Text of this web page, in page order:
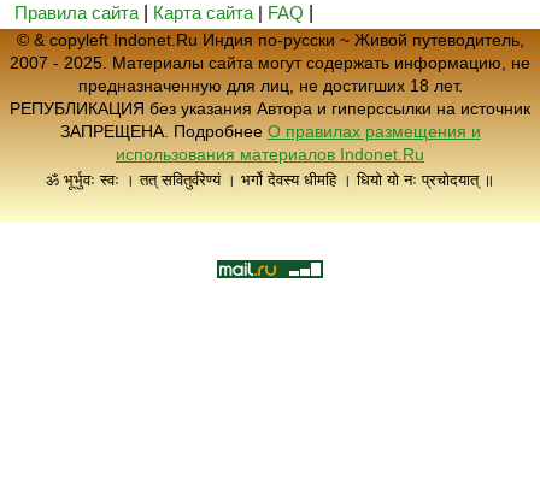
Правила сайта
Карта сайта | FAQ
© & copyleft Indonet.Ru Индия по-русски ~ Живой путеводитель,
2007 - 2025. Материалы сайта могут содержать информацию, не
предназначенную для лиц, не достигших 18 лет.
РЕПУБЛИКАЦИЯ без указания Автора и гиперссылки на источник
ЗАПРЕЩЕНА. Подробнее О правилах размещения и
использования материалов Indonet.Ru
ॐ भूर्भुवः स्वः । तत् सवितुर्वरेण्यं । भर्गो देवस्य धीमहि । धियो यो नः प्रचोदयात् ॥